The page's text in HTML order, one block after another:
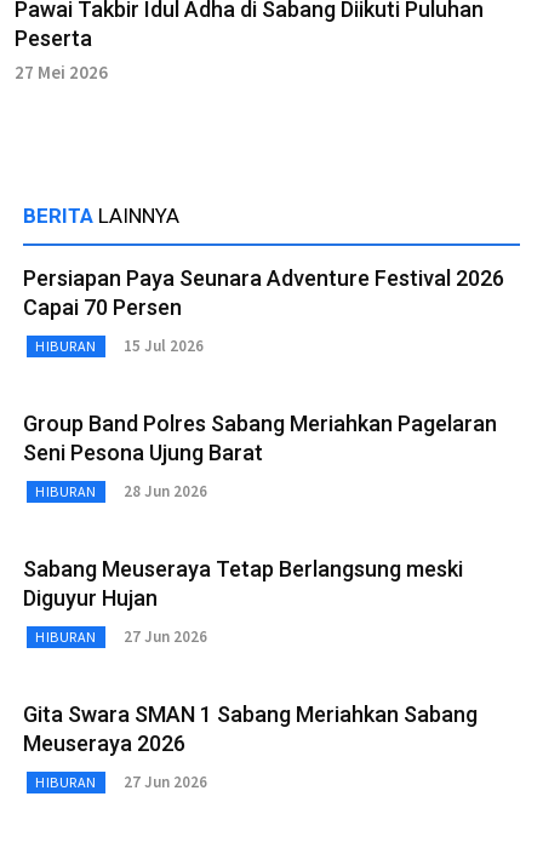
Pawai Takbir Idul Adha di Sabang Diikuti Puluhan
Peserta
27 Mei 2026
BERITA LAINNYA
Persiapan Paya Seunara Adventure Festival 2026
Capai 70 Persen
HIBURAN 15 Jul 2026
Group Band Polres Sabang Meriahkan Pagelaran
Seni Pesona Ujung Barat
HIBURAN 28 Jun 2026
Sabang Meuseraya Tetap Berlangsung meski
Diguyur Hujan
HIBURAN 27 Jun 2026
Gita Swara SMAN 1 Sabang Meriahkan Sabang
Meuseraya 2026
HIBURAN 27 Jun 2026